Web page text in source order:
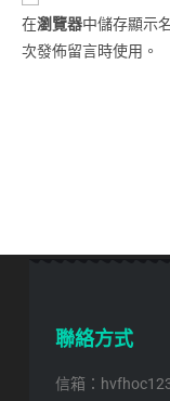
在瀏覽器中儲存顯示
次發佈留言時使用。
聯絡方式
信箱：